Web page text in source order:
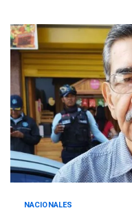
NACIONALES
4
5